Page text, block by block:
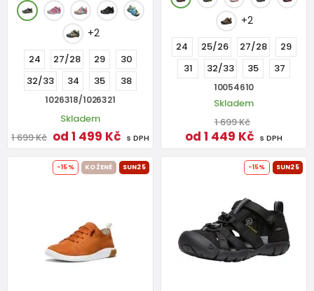
+2
24 27/28 29
30
32/33
34 35 38
1026318/1026321
Skladem
1 699 Kč od 1 499 Kč s DPH
+2
24 25/26 27/28
29
31
32/33 35 37
10054610
Skladem
1 699 Kč
od 1 449 Kč s DPH
-15% KOŽENÉ SUN25 -15% SUN25